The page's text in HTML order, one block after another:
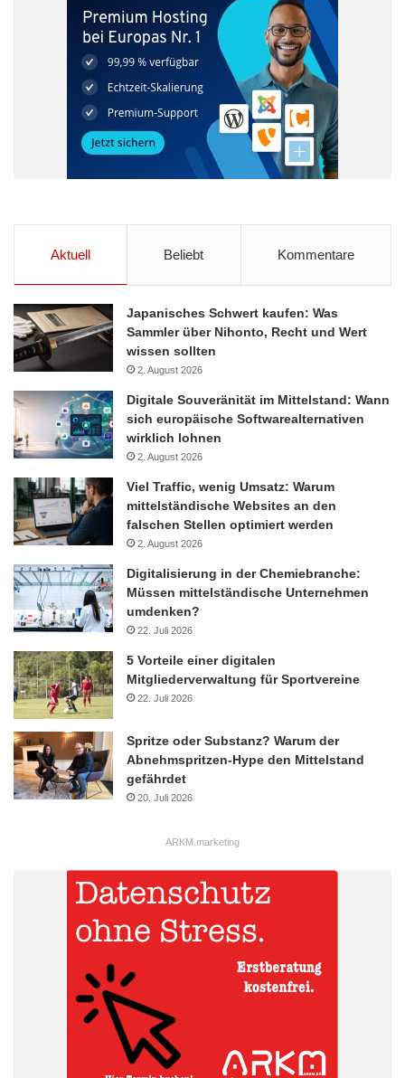
Aktuell Beliebt Kommentare
Japanisches Schwert kaufen: Was
Sammler über Nihonto, Recht und Wert
wissen sollten
2. August 2026
Digitale Souveränität im Mittelstand: Wann
sich europäische Softwarealternativen
wirklich lohnen
2. August 2026
Viel Traffic, wenig Umsatz: Warum
mittelständische Websites an den
falschen Stellen optimiert werden
2. August 2026
Digitalisierung in der Chemiebranche:
Müssen mittelständische Unternehmen
umdenken?
22. Juli 2026
5 Vorteile einer digitalen
Mitgliederverwaltung für Sportvereine
22. Juli 2026
Spritze oder Substanz? Warum der
Abnehmspritzen-Hype den Mittelstand
gefährdet
20. Juli 2026
ARKM.marketing